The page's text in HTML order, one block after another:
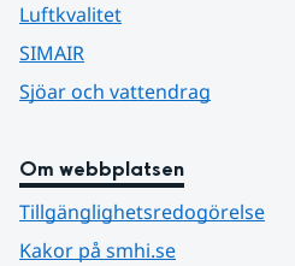
Luftkvalitet
SIMAIR
Sjöar och vattendrag
Om webbplatsen
Tillgänglighetsredogörelse
Kakor på smhi.se